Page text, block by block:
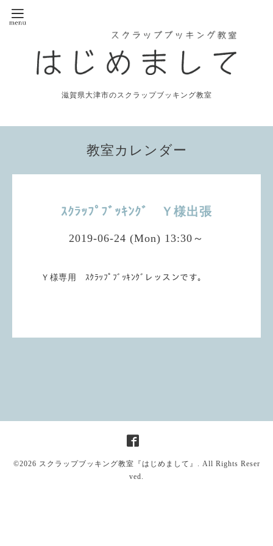
滋賀県大津市のスクラップブッキング教室
教室カレンダー
ｽｸﾗｯﾌﾟﾌﾞｯｷﾝｸﾞ Ｙ様出張
2019-06-24 (Mon) 13:30～
Ｙ様専用 ｽｸﾗｯﾌﾟﾌﾞｯｷﾝｸﾞレッスンです。
©2026 スクラップブッキング教室『はじめまして』
. All Rights Reser
ved.